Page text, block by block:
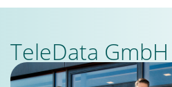
TeleData GmbH